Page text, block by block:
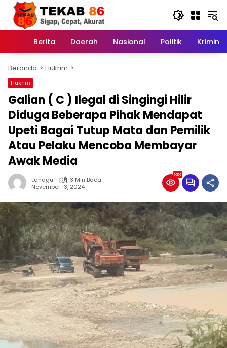
Langsung
konten
Home
Berita Daerah Nasional Politik Kriminal
Beranda Hukrim
Hukrim
Galian ( C ) Ilegal di Singingi Hilir
Diduga Beberapa Pihak Mendapat
Upeti Bagai Tutup Mata dan Pemilik
Atau Pelaku Mencoba Membayar
Awak Media
Lahagu
3 Min Baca
November 13, 2024
818